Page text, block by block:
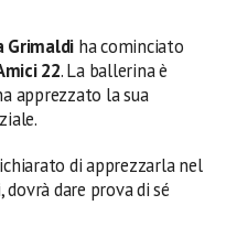
Grimaldi ha cominciato
22. La ballerina è
apprezzato la sua
di apprezzarla nel
dare prova di sé